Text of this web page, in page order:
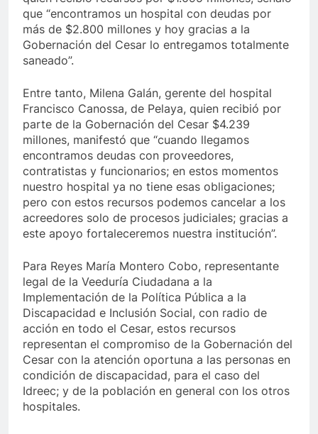
que “encontramos un hospital con deudas por
más de $2.800 millones y hoy gracias a la
Gobernación del Cesar lo entregamos totalmente
saneado”.
Entre tanto, Milena Galán, gerente del hospital
Francisco Canossa, de Pelaya, quien recibió por
parte de la Gobernación del Cesar $4.239
millones, manifestó que “cuando llegamos
encontramos deudas con proveedores,
contratistas y funcionarios; en estos momentos
nuestro hospital ya no tiene esas obligaciones;
pero con estos recursos podemos cancelar a los
acreedores solo de procesos judiciales; gracias a
este apoyo fortaleceremos nuestra institución”.
Para Reyes María Montero Cobo, representante
legal de la Veeduría Ciudadana a la
Implementación de la Política Pública a la
Discapacidad e Inclusión Social, con radio de
acción en todo el Cesar, estos recursos
representan el compromiso de la Gobernación del
Cesar con la atención oportuna a las personas en
condición de discapacidad, para el caso del
Idreec; y de la población en general con los otros
hospitales.